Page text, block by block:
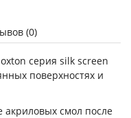
(0)
серия silk screen
поверхностях и
смол после